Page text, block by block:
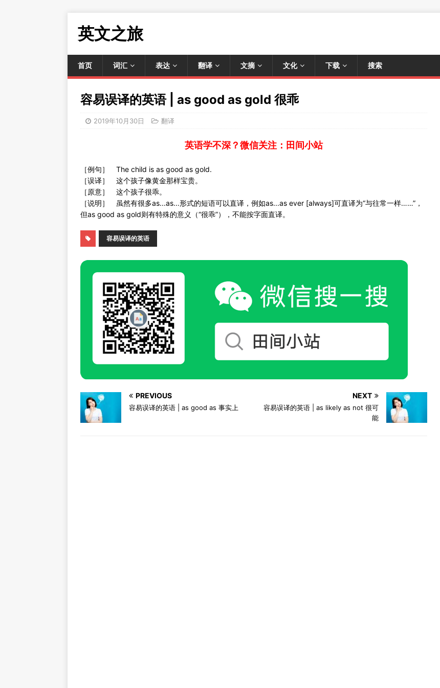
英文之旅
首页 词汇 表达 翻译 文摘 文化 下载 搜索
容易误译的英语 | as good as gold 很乖
2019年10月30日 翻译
英语学不深？微信关注：田间小站
［例句］ The child is as good as gold.
［误译］ 这个孩子像黄金那样宝贵。
［原意］ 这个孩子很乖。
［说明］ 虽然有很多as...as...形式的短语可以直译，例如as...as ever [always]可直译为“与往常一样……”，
但as good as gold则有特殊的意义（“很乖”），不能按字面直译。
容易误译的英语
PREVIOUS
容易误译的英语 | as good as 事实上
NEXT
容易误译的英语 | as likely as not 很可
能